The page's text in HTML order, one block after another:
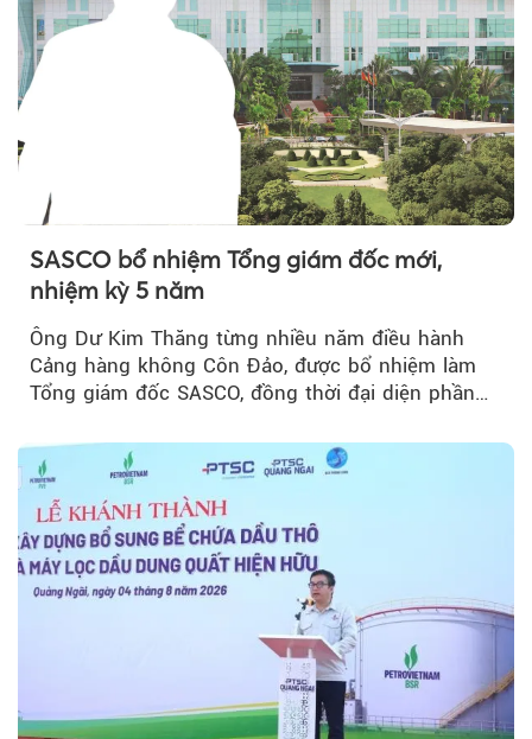
SASCO bổ nhiệm Tổng giám đốc mới,
nhiệm kỳ 5 năm
Ông Dư Kim Thăng từng nhiều năm điều hành
Cảng hàng không Côn Đảo, được bổ nhiệm làm
Tổng giám đốc SASCO, đồng thời đại diện phần